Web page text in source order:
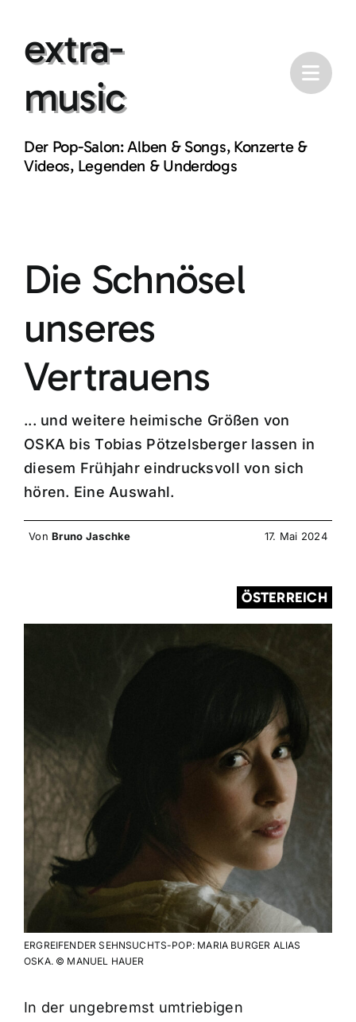
contentextra-
music
Der Pop-Salon: Alben & Songs, Konzerte &
Videos, Legenden & Underdogs
Die Schnösel
unseres
Vertrauens
... und weitere heimische Größen von
OSKA bis Tobias Pötzelsberger lassen in
diesem Frühjahr eindrucksvoll von sich
hören. Eine Auswahl.
VonBruno Jaschke 17. Mai 2024
ÖSTERREICH
ERGREIFENDER SEHNSUCHTS-POP: MARIA BURGER ALIAS
OSKA. © MANUEL HAUER
In der ungebremst umtriebigen